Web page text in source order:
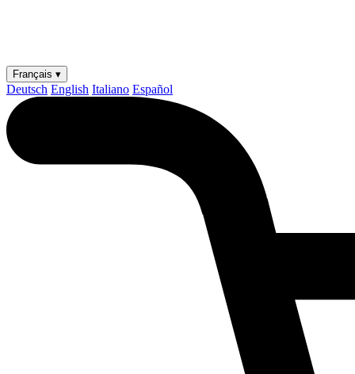
Français ▾
Deutsch English Italiano Español